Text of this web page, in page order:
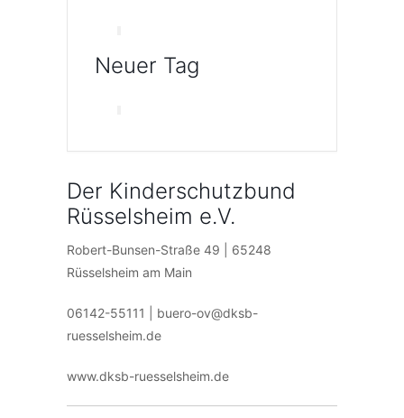
Neuer Tag
Der Kinderschutzbund
Rüsselsheim e.V.
Robert-Bunsen-Straße 49 | 65248
Rüsselsheim am Main
06142-55111 | buero-ov@dksb-
ruesselsheim.de
www.dksb-ruesselsheim.de